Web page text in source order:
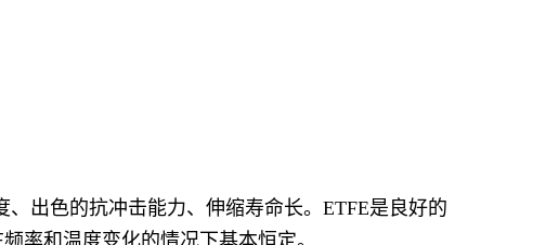
出色的抗冲击能力、伸缩寿命长。ETFE是良好的
率和温度变化的情况下基本恒定。